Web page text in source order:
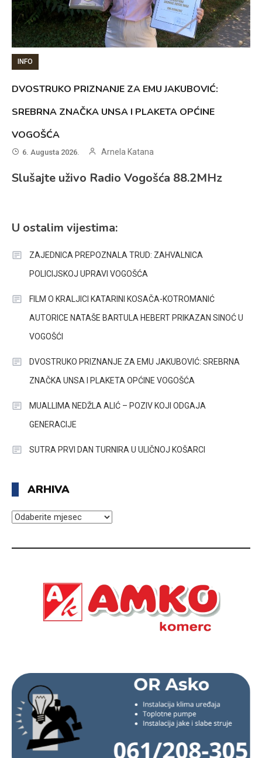
INFO
DVOSTRUKO PRIZNANJE ZA EMU JAKUBOVIĆ:
SREBRNA ZNAČKA UNSA I PLAKETA OPĆINE
VOGOŠĆA
6. Augusta 2026. Arnela Katana
Slušajte uživo Radio Vogošća 88.2MHz
U ostalim vijestima:
ZAJEDNICA PREPOZNALA TRUD: ZAHVALNICA
POLICIJSKOJ UPRAVI VOGOŠĆA
FILM O KRALJICI KATARINI KOSAČA-KOTROMANIĆ
AUTORICE NATAŠE BARTULA HEBERT PRIKAZAN SINOĆ U
VOGOŠĆI
DVOSTRUKO PRIZNANJE ZA EMU JAKUBOVIĆ: SREBRNA
ZNAČKA UNSA I PLAKETA OPĆINE VOGOŠĆA
MUALLIMA NEDŽLA ALIĆ – POZIV KOJI ODGAJA
GENERACIJE
SUTRA PRVI DAN TURNIRA U ULIČNOJ KOŠARCI
ARHIVA
ARHIVA